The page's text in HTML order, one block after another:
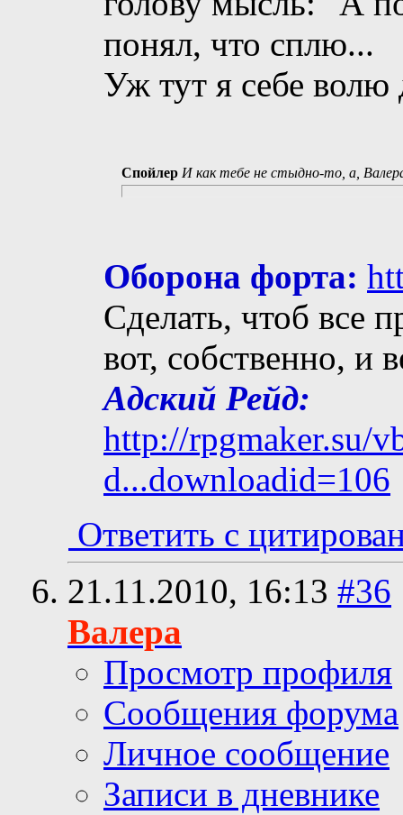
понял, что сплю...
Уж тут я себе
Спойлер И как тебе не стыдно-то, а,
Оборона форта:
Сделать, чтоб все
вот, собственно, и
Адский Рейд:
http://rpgmaker.su/
d...downloadid=106
Ответить с
21.11.2010, 16:13 #36
Валера
Просмотр профиля
Сообщения форума
Личное сообщение
Записи в дневнике